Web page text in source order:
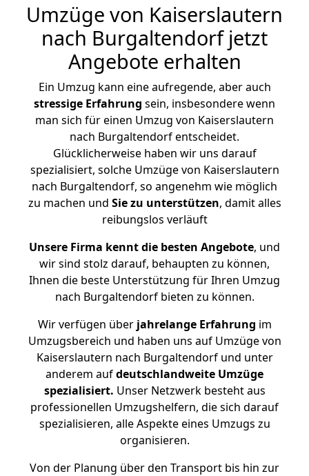
Umzüge von Kaiserslautern
nach Burgaltendorf jetzt
Angebote erhalten
Ein Umzug kann eine aufregende, aber auch
stressige Erfahrung sein, insbesondere wenn
man sich für einen Umzug von Kaiserslautern
nach Burgaltendorf entscheidet.
Glücklicherweise haben wir uns darauf
spezialisiert, solche Umzüge von Kaiserslautern
nach Burgaltendorf, so angenehm wie möglich
zu machen und Sie zu unterstützen, damit alles
reibungslos verläuft
Unsere Firma kennt die besten Angebote, und
wir sind stolz darauf, behaupten zu können,
Ihnen die beste Unterstützung für Ihren Umzug
nach Burgaltendorf bieten zu können.
Wir verfügen überjahrelange Erfahrung im
Umzugsbereich und haben uns auf Umzüge von
Kaiserslautern nach Burgaltendorf und unter
anderem aufdeutschlandweite Umzüge
spezialisiert. Unser Netzwerk besteht aus
professionellen Umzugshelfern, die sich darauf
spezialisieren, alle Aspekte eines Umzugs zu
organisieren.
Von der Planung über den Transport bis hin zur